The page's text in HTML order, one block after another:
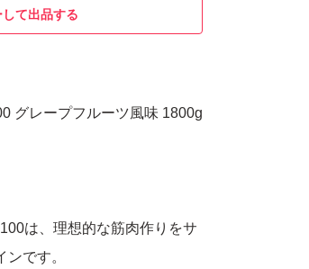
て出品する
グレープフルーツ風味 1800g
は、理想的な筋肉作りをサ
です。